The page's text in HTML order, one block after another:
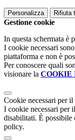
Personalizza Rifiuta
Gestione cookie
In questa schermata è
I cookie necessari
piattaforma e non è
Per conoscere quali
visionare la COOKIE
Cookie necessari per
I cookie necessari per
disabilitati. È possibile
policy.